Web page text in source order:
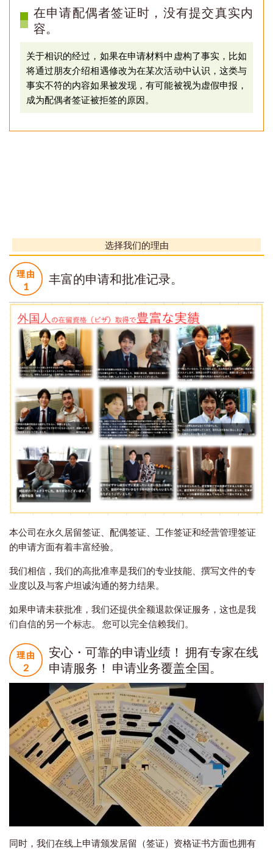
在申请配偶者签证时，没有提交真实内
容。
关于相识的经过，如果在申请材料中虚构了事实，比如
将通过朋友介绍相遇修改为在某次活动中认识，这类与
事实不符的内容如果被发现，有可能被视为虚假申报，
成为配偶者签证被拒签的原因。
选择我们的理由
丰富的申请和批准记录。
本公司在永久居留签证、配偶签证、工作签证和经营管理签证
的申请方面有着丰富经验。
我们相信，我们的高批准率是我们的专业技能、撰写文件的专
业度以及与客户坦诚沟通的努力结果。
如果申请未获批准，我们还提供全额退款保证服务，这也是我
们自信的另一个标志。 您可以完全信赖我们。
安心・可靠的申请业绩！ 拥有专家在线
申请服务！ 申请业务覆盖全国。
同时，我们在线上申请颁发居留（签证）资格证书方面也拥有